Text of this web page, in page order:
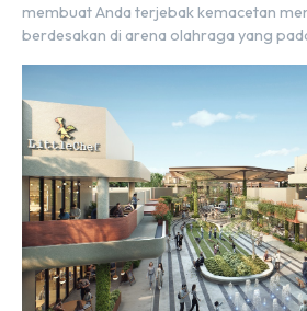
membuat Anda terjebak kemacetan
berdesakan di arena olahraga yang
sekitar yang rindang, estetik, dan
kawasan township terpadu, BSD City
menjadi area hunian modern yang